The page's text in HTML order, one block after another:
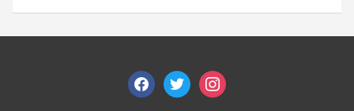
facebooktwitterinstagram